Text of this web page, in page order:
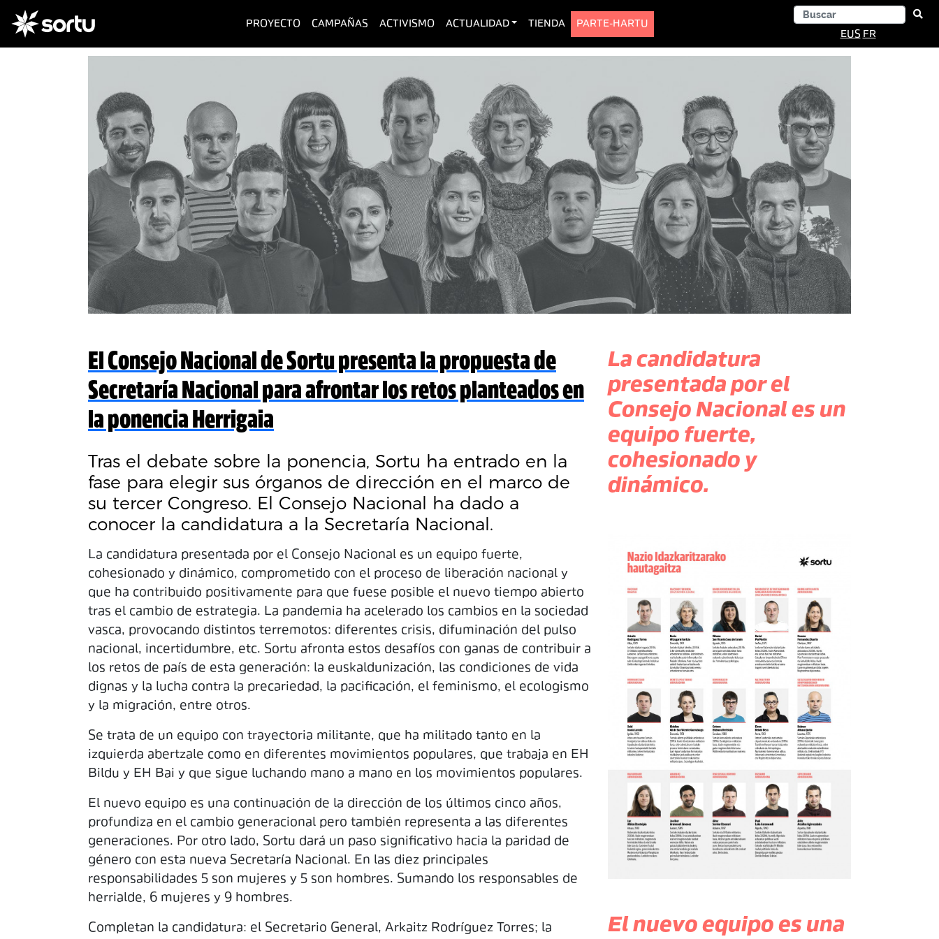
PROYECTO(current)
CAMPAÑAS ACTIVISMO ACTUALIDAD TIENDA
PARTE-HARTU
EUS FR
El Consejo Nacional de Sortu presenta la propuesta de
Secretaría Nacional para afrontar los retos planteados en
la ponencia Herrigaia
Tras el debate sobre la ponencia, Sortu ha entrado en la
fase para elegir sus órganos de dirección en el marco de
su tercer Congreso. El Consejo Nacional ha dado a
conocer la candidatura a la Secretaría Nacional.
La candidatura presentada por el Consejo Nacional es un equipo fuerte,
cohesionado y dinámico, comprometido con el proceso de liberación nacional y
que ha contribuido positivamente para que fuese posible el nuevo tiempo abierto
tras el cambio de estrategia. La pandemia ha acelerado los cambios en la sociedad
vasca, provocando distintos terremotos: diferentes crisis, difuminación del pulso
nacional, incertidumbre, etc. Sortu afronta estos desafíos con ganas de contribuir a
los retos de país de esta generación: la euskaldunización, las condiciones de vida
dignas y la lucha contra la precariedad, la pacificación, el feminismo, el ecologismo
y la migración, entre otros.
Se trata de un equipo con trayectoria militante, que ha militado tanto en la
izquierda abertzale como en diferentes movimientos populares, que trabaja en EH
Bildu y EH Bai y que sigue luchando mano a mano en los movimientos populares.
El nuevo equipo es una continuación de la dirección de los últimos cinco años,
profundiza en el cambio generacional pero también representa a las diferentes
generaciones. Por otro lado, Sortu dará un paso significativo hacia la paridad de
género con esta nueva Secretaría Nacional. En las diez principales
responsabilidades 5 son mujeres y 5 son hombres. Sumando los responsables de
herrialde, 6 mujeres y 9 hombres.
Completan la candidatura: el Secretario General, Arkaitz Rodríguez Torres; la
La candidatura
presentada por el
Consejo Nacional es un
equipo fuerte,
cohesionado y
dinámico.
El nuevo equipo es una